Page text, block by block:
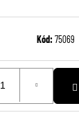
Kód:75069